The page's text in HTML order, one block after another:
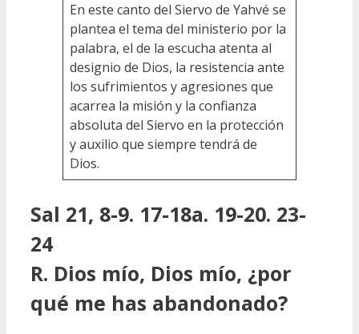
En este canto del Siervo de Yahvé se
plantea el tema del ministerio por la
palabra, el de la escucha atenta al
designio de Dios, la resistencia ante
los sufrimientos y agresiones que
acarrea la misión y la confianza
absoluta del Siervo en la protección
y auxilio que siempre tendrá de
Dios.
Sal 21, 8-9. 17-18a. 19-20. 23-
24
R. Dios mío, Dios mío, ¿por
qué me has abandonado?